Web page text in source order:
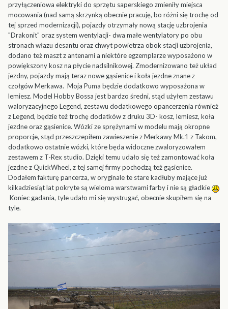
przyłączeniowa elektryki do sprzętu saperskiego zmieniły miejsca
mocowania (nad samą skrzynką obecnie pracuję, bo różni się trochę od
tej sprzed modernizacji), pojazdy otrzymały nową stację uzbrojenia
"Drakonit" oraz system wentylacji- dwa małe wentylatory po obu
stronach włazu desantu oraz chwyt powietrza obok stacji uzbrojenia,
dodano też maszt z antenami a niektóre egzemplarze wyposażono w
powiększony kosz na płycie nadsilnikowej. Zmodernizowano też układ
jezdny, pojazdy mają teraz nowe gąsienice i koła jezdne znane z
czołgów Merkawa. Moja Puma będzie dodatkowo wyposażona w
lemiesz. Model Hobby Bossa jest bardzo średni, stąd użyłem zestawu
waloryzacyjnego Legend, zestawu dodatkowego opancerzenia również
z Legend, będzie też trochę dodatków z druku 3D- kosz, lemiesz, koła
jezdne oraz gąsienice. Wózki ze sprężynami w modelu mają okropne
proporcje, stąd przeszczepiłem zawieszenie z Merkawy Mk.1 z Takom,
dodatkowo ostatnie wózki, które będa widoczne zwaloryzowałem
zestawem z T-Rex studio. Dzięki temu udało się też zamontować koła
jezdne z QuickWheel, z tej samej firmy pochodzą też gąsienice.
Dodałem fakturę pancerza, w oryginale te stare kadłuby mające już
kilkadziesiąt lat pokryte są wieloma warstwami farby i nie są gładkie
Koniec gadania, tyle udało mi się wystrugać, obecnie skupiłem się na
tyle.